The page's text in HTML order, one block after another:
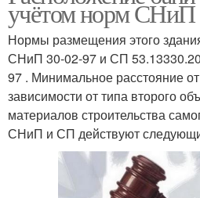
учётом норм СНиП
Нормы размещения этого
СНиП 30-02-97 и СП
97 . Минимальное расстояние
зависимости от типа второго
материалов строительства
СНиП и СП действуют